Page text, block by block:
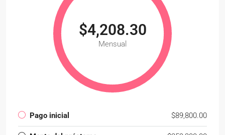
$4,208.30
Mensual
Pago inicial $89,800.00